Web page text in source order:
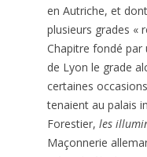
en Autriche, et
plusieurs grades «
Chapitre fondé par
de Lyon le grade
certaines
tenaient au palais
Forestier, les
Maçonnerie